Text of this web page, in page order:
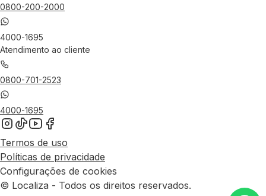
0800-200-2000
4000-1695
Atendimento ao cliente
0800-701-2523
4000-1695
Termos de uso
Políticas de privacidade
Configurações de cookies
© Localiza - Todos os direitos reservados.